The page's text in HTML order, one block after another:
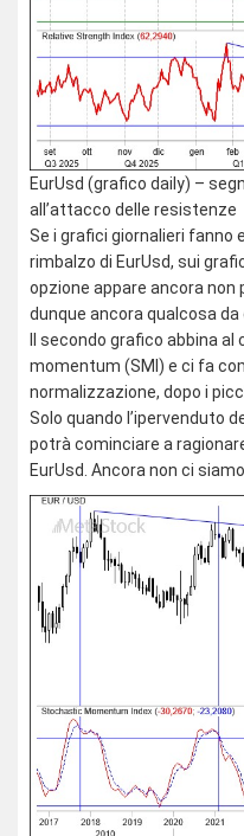
EurUsd (grafico daily) –
all’attacco delle resistenze
Se i grafici giornalieri fanno
rimbalzo di EurUsd, sui
opzione appare ancora non
dunque ancora qualcosa da
Il secondo grafico abbina
momentum (SMI) e ci fa
normalizzazione, dopo i
Solo quando l’ipervenduto
potrà cominciare a
EurUsd. Ancora non ci siamo.